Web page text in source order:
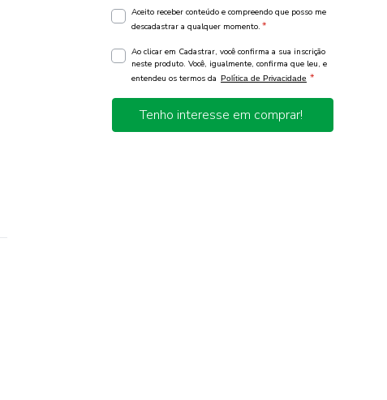
Aceito receber conteúdo e compreendo que posso me
descadastrar a qualquer momento. *
Ao clicar em Cadastrar, você confirma a sua inscrição
neste produto. Você, igualmente, confirma que leu, e
entendeu os termos da Política de Privacidade *
Tenho interesse em comprar!